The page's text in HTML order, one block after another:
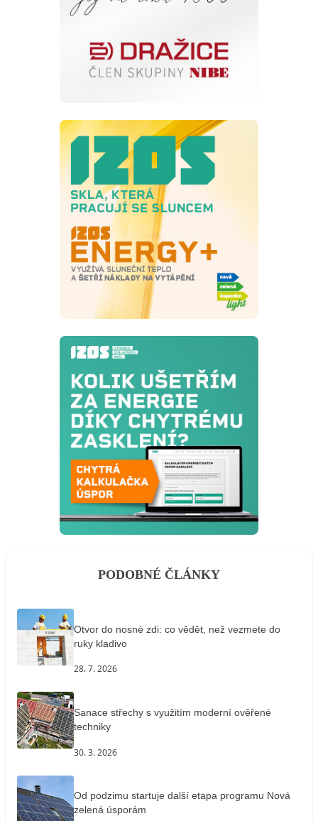
PODOBNÉ ČLÁNKY
Otvor do nosné zdi: co vědět, než vezmete do
ruky kladivo
28. 7. 2026
Sanace střechy s využitím moderní ověřené
techniky
30. 3. 2026
Od podzimu startuje další etapa programu Nová
zelená úsporám